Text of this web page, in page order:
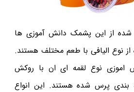
شده از این پشمک دانش آموزی ها
نوع الیافی با طعم مختلف هستند.
نوع لقمه ای ان با روکش
بندی پرس شده هستند. این انواع